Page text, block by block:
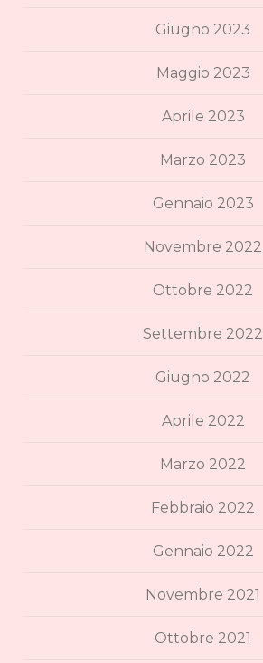
Giugno 2023
Maggio 2023
Aprile 2023
Marzo 2023
Gennaio 2023
Novembre 2022
Ottobre 2022
Settembre 2022
Giugno 2022
Aprile 2022
Marzo 2022
Febbraio 2022
Gennaio 2022
Novembre 2021
Ottobre 2021